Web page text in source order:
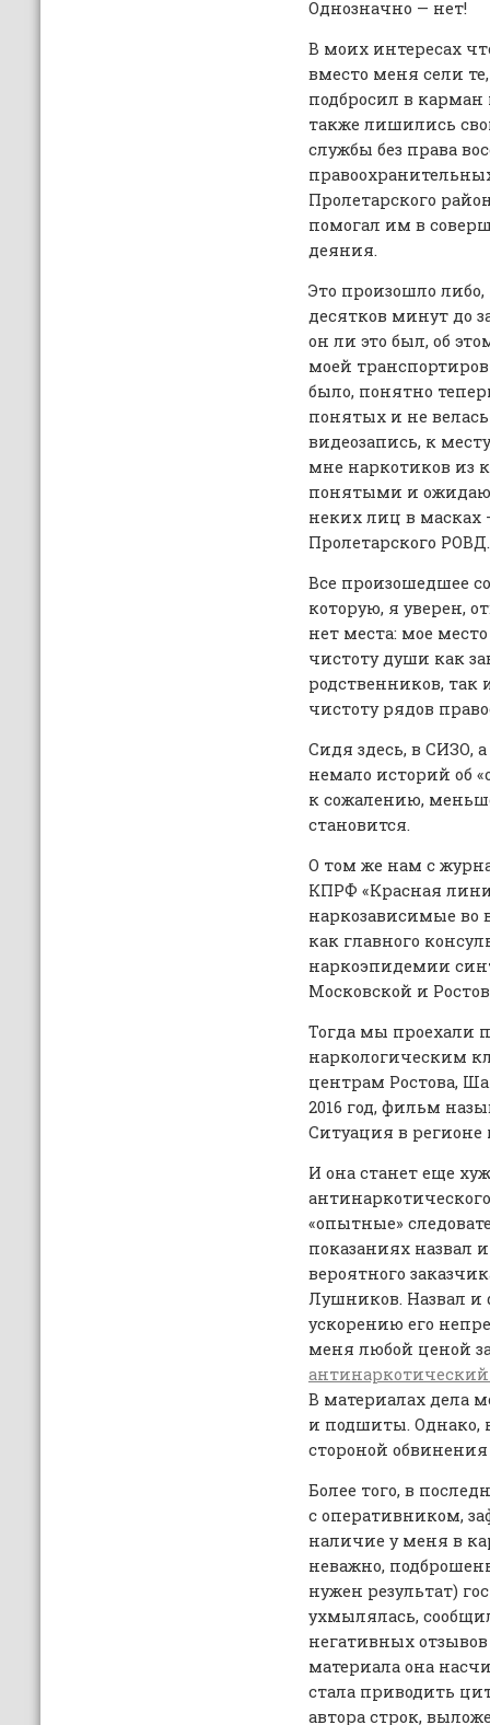
Однозначно — нет!
В моих интересах
вместо меня сели
подбросил в
также лишились
службы без права
Пролетарского
помогал им в
деяния.
Это произошло либо,
десятков минут до
он ли это был, об
моей
было, понятно
понятых и не велась
видеозапись, к
мне наркотиков из
понятыми и
неких лиц в
Пролетарского РОВД.
Все произошедшее
которую, я уверен,
нет места: мое
чистоту души как
родственников, так
чистоту рядов
Сидя здесь, в СИЗО,
немало историй об
к сожалению,
становится.
О том же нам с
КПРФ «Красная
наркозависимые во
как главного
наркоэпидемии
Московской и
Тогда мы проехали
наркологическим
центрам Ростова,
2016 год, фильм
Ситуация в
И она станет еще
«опытные»
показаниях назвал
вероятного
Лушников. Назвал и
ускорению его
меня любой ценой
В материалах дела
и подшиты. Однако,
стороной
Более того, в
с оперативником,
наличие у меня в
неважно,
нужен результат)
ухмылялась,
негативных
материала она
стала приводить
автора строк,